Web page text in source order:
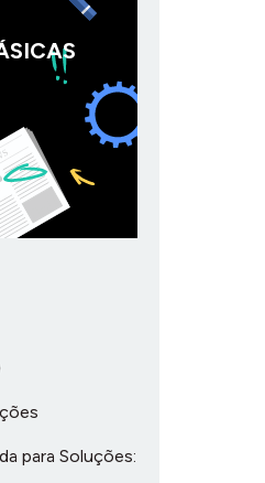
para Soluções: